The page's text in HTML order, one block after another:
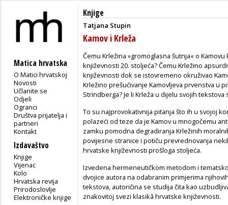
Matica hrvatska
O Matici hrvatskoj
Novosti
Učlanite se
Odjeli
Ogranci
Društva prijatelja i
partneri
Kontakt
Izdavaštvo
Knjige
Vijenac
Kolo
Hrvatska revija
Prirodoslovlje
Elektroničke knjige
Knjige
Tatjana Stupin
Kamov i Krleža
Čemu Krležina »gromoglasna šutnja« o
književnosti 20. stoljeća? Čemu Krležino
književnosti dok se istovremeno okruživao
Krležino prešućivanje Kamovljeva prvenstva u
Strindberga? Je li Krleža u dijelu svojih tekstova
To su najprovokativnija pitanja što ih u svojoj
polazeći od teze da je Kamov u mnogočemu
zamku pomodna degradiranja Krležinih
povijesne stranice i potiču prevrednovanja
hrvatske književnosti prošloga stoljeća.
Izvedena hermeneutičkom metodom i
dvojice autora na odabranim primjerima
tekstova, autoričina se studija čita kao
znakovitoj svezi klasikâ hrvatske književnosti.